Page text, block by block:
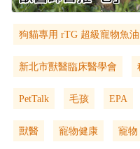
狗貓專用 rTG 超級寵物魚油
新北市獸醫臨床醫學會
PetTalk 毛孩 EPA
獸醫 寵物健康 寵物